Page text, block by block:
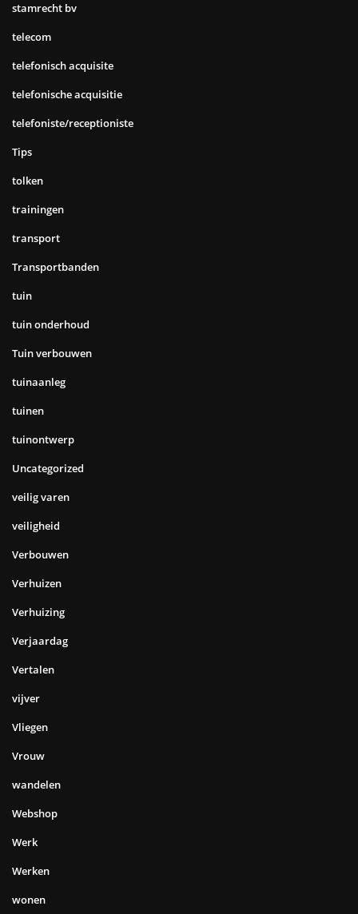
stamrecht bv
telecom
telefonisch acquisite
telefonische acquisitie
telefoniste/receptioniste
Tips
tolken
trainingen
transport
Transportbanden
tuin
tuin onderhoud
Tuin verbouwen
tuinaanleg
tuinen
tuinontwerp
Uncategorized
veilig varen
veiligheid
Verbouwen
Verhuizen
Verhuizing
Verjaardag
Vertalen
vijver
Vliegen
Vrouw
wandelen
Webshop
Werk
Werken
wonen